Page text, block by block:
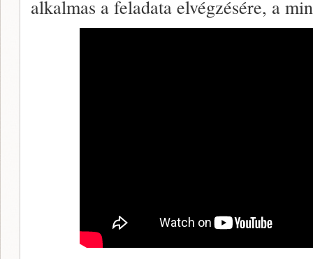
alkalmas a feladata elvégzésére, a